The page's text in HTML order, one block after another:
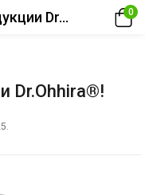
Приемушества продукции Dr.Ohhira®! 0
Dr.Ohhira®!